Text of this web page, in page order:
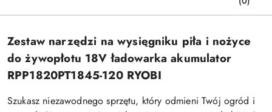
Zestaw narzędzi na wysięgniku piła i nożyce
do żywopłotu 18V ładowarka akumulator
RPP1820PT1845-120 RYOBI
Szukasz niezawodnego sprzętu, który odmieni Twój ogród i